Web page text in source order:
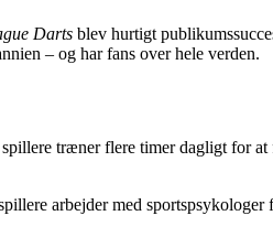
Darts blev hurtigt
– og har fans over hele verden.
træner flere timer dagligt for at
arbejder med sportspsykologer